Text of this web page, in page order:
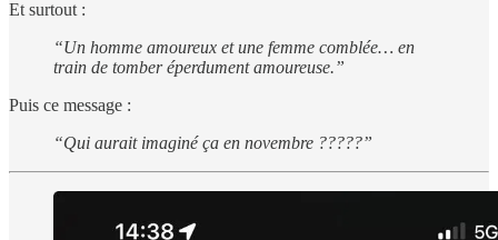
Et surtout :
“Un homme amoureux et une femme comblée… en
train de tomber éperdument amoureuse.”
Puis ce message :
“Qui aurait imaginé ça en novembre ?????”